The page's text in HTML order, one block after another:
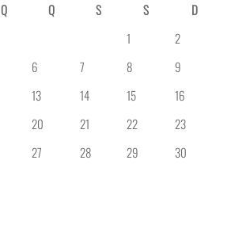
Q Q S S
D
1
2
6 7 8
9
13 14 15
16
20 21 22
23
27 28 29
30